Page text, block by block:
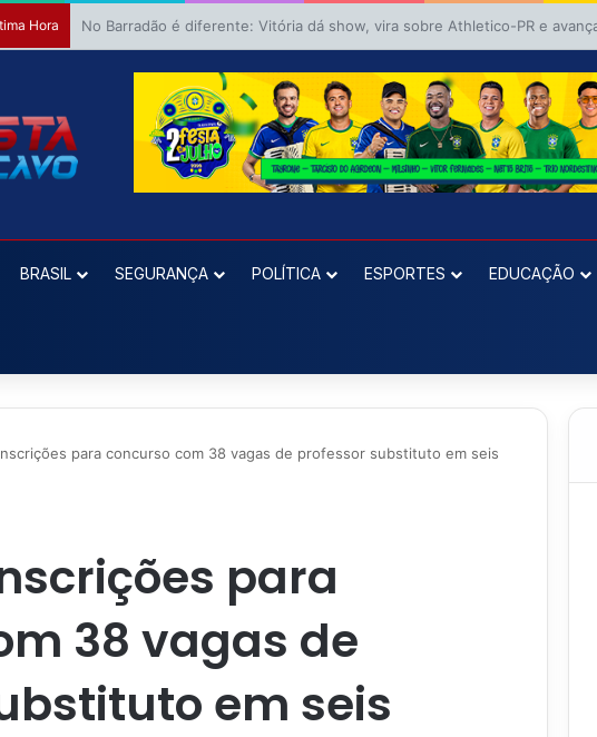
Hora
BRASIL SEGURANÇA POLÍTICA ESPORTES EDUCAÇÃO
para concurso com 38 vagas de professor substituto em seis
para
38 vagas de
em seis